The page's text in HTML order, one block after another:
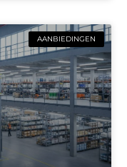
AANBIEDINGEN